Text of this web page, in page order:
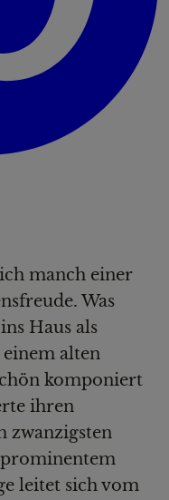
manch einer
Was
Haus als
einem alten
komponiert
ihren
zwanzigsten
prominentem
leitet sich vom